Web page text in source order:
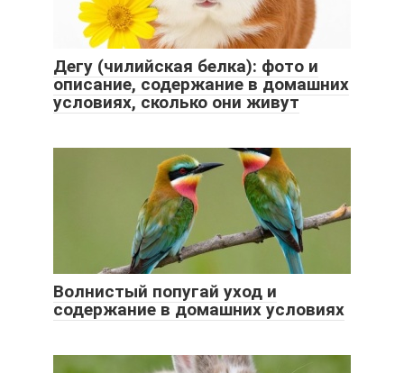
Дегу (чилийская белка): фото и
описание, содержание в домашних
условиях, сколько они живут
Волнистый попугай уход и
содержание в домашних условиях